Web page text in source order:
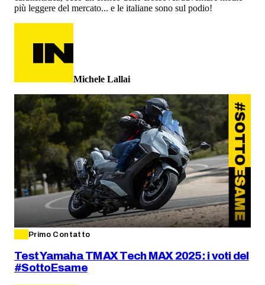
più leggere del mercato... e le italiane sono sul podio!
Michele Lallai
Primo Contatto
Test Yamaha TMAX Tech MAX 2025: i voti del
#SottoEsame